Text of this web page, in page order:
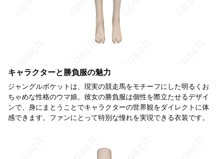
キャラクターと勝負服の魅力
ジャングルポケットは、現実の競走馬をモチーフにした明るくお
ちゃめな性格のウマ娘。彼女の勝負服は個性を際立たせるデザイ
ンで、身にまとうことでキャラクターの世界観をダイレクトに体
感できます。ファンにとって特別な憧れを実現できる衣装です。